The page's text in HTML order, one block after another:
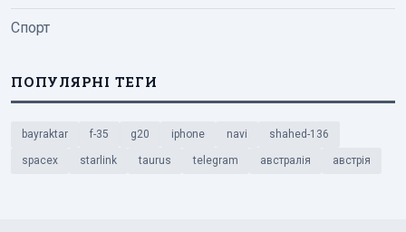
Спорт
ПОПУЛЯРНІ ТЕГИ
bayraktar f-35 g20 iphone navi shahed-136
spacex starlink taurus telegram австралія австрія